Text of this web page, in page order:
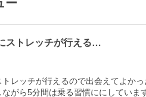
ー
ストレッチが行える…
レッチが行えるので出会えてよかっ
ながら5分間は乗る習慣ににしていま